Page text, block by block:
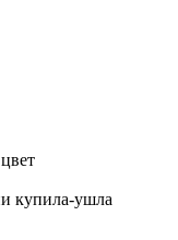
купила-ушла